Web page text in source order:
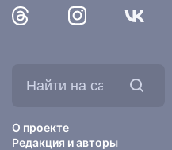
О проекте
Редакция и авторы